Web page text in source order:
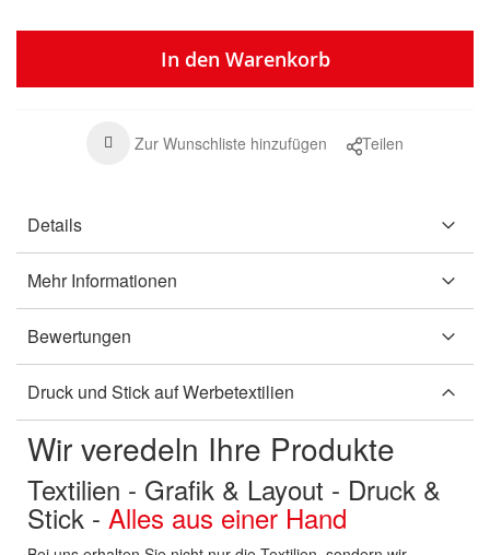
In den Warenkorb
Zur Wunschliste hinzufügen Teilen
Details
Mehr Informationen
Bewertungen
Druck und Stick auf Werbetextilien
Wir veredeln Ihre Produkte
Textilien - Grafik & Layout - Druck &
Stick - Alles aus einer Hand